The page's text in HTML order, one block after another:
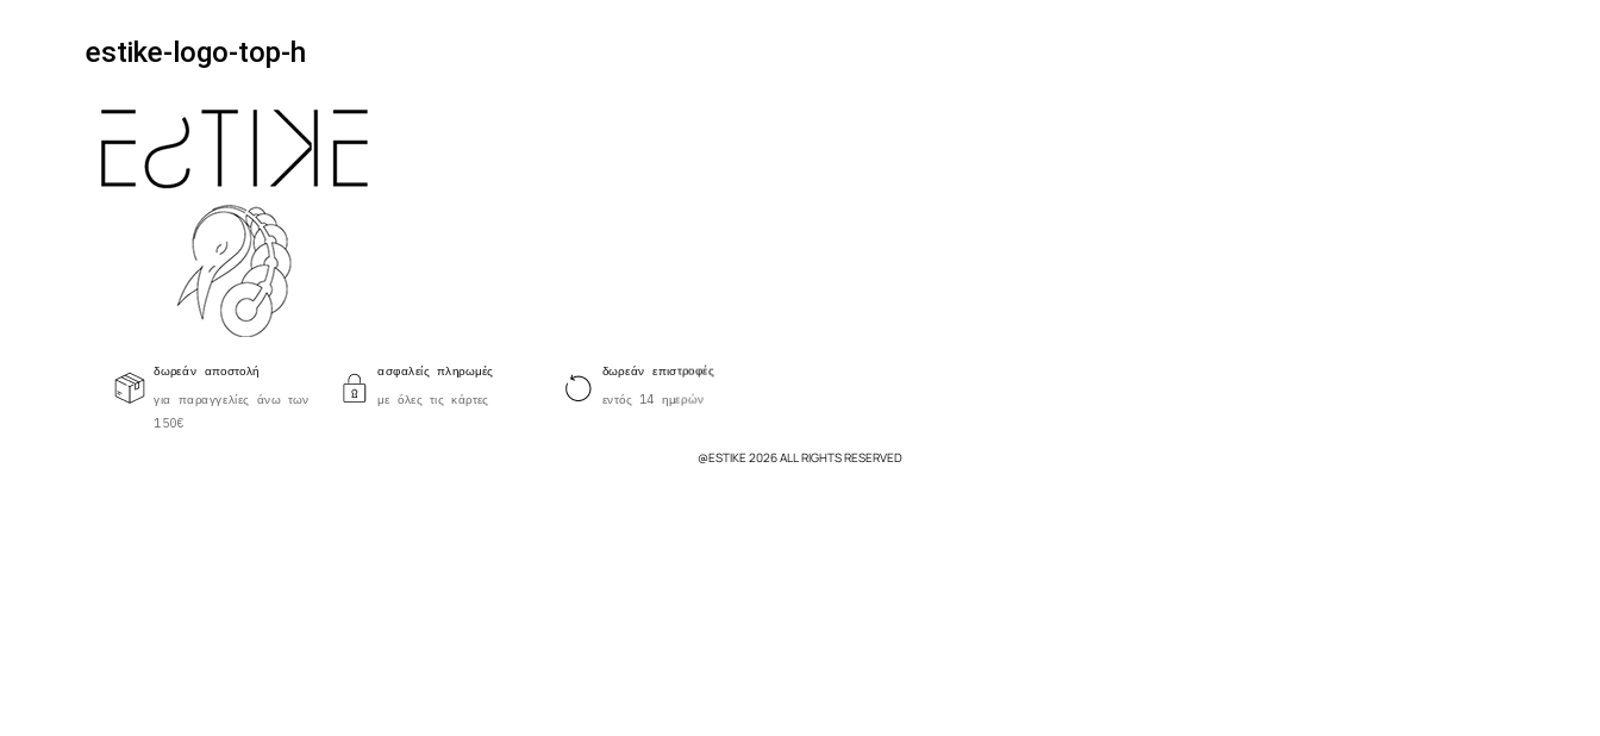
estike-logo-top-h
δωρεάν αποστολή
για παραγγελίες άνω των
150€
ασφαλείς πληρωμές
με όλες τις κάρτες
δωρεάν επιστροφές
εντός 14 ημερών
@ESTIKE 2026 ALL RIGHTS RESERVED